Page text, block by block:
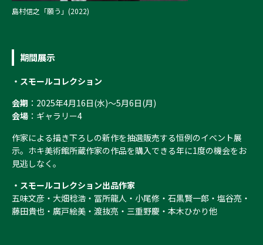
島村信之「願う」(2022)
期間展示
・スモールコレクション
会期 ：2025年4月16日(水)～5月6日(月)
会場 ：ギャラリー4
作家による描き下ろしの新作を抽選販売する恒例のイベント展
示。ホキ美術館所蔵作家の作品を購入できる年に1度の機会をお
見逃しなく。
・スモールコレクション出品作家
五味文彦・大畑稔浩・冨所龍人・小尾修・石黒賢一郎・塩谷亮・
藤田貴也・廣戸絵美・渡抜亮・三重野慶・本木ひかり他